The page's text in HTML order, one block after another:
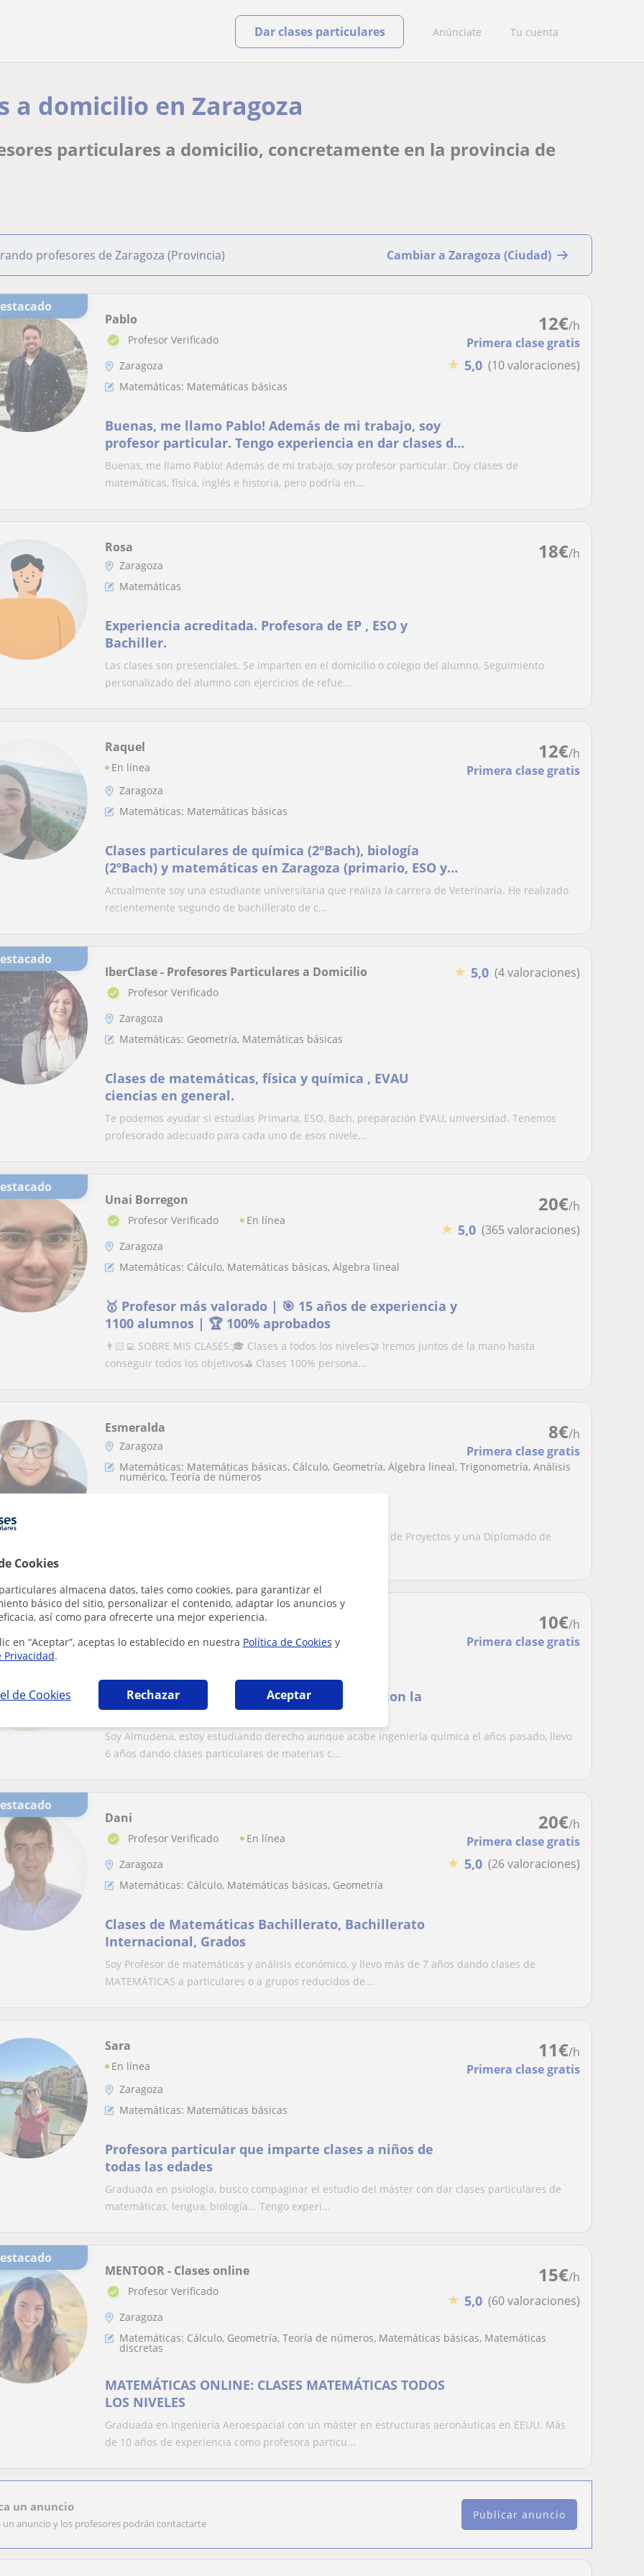
Cookies
almacena datos, tales como cookies, para garantizar el
básico del sitio, personalizar el contenido, adaptar los anuncios y
así como para ofrecerte una mejor experiencia.
en “Aceptar”, aceptas lo establecido en nuestra Política de Cookies y
Privacidad.
de Cookies Rechazar Aceptar
Anúnciate Tu cuenta
Dar clases particulares
a domicilio en Zaragoza
particulares a domicilio, concretamente en la provincia de
profesores de Zaragoza (Provincia) Cambiar a Zaragoza (Ciudad)
Destacado
12€/h
Primera clase gratis
★ 5,0 (10 valoraciones)
Pablo
Profesor Verificado
Zaragoza
Matemáticas: Matemáticas básicas
Buenas, me llamo Pablo! Además de mi trabajo, soy
profesor particular. Tengo experiencia en dar clases de
matemáticas, física, inglés e historia, pregunta sin
compromiso, nos vemos en el aula!
Buenas, me llamo Pablo! Además de mi trabajo, soy profesor particular. Doy clases de
matemáticas, física, inglés e historia, pero podría en...
18€/h
Rosa
Zaragoza
Matemáticas
Experiencia acreditada. Profesora de EP , ESO y
Bachiller.
Las clases son presenciales. Se imparten en el domicilio o colegio del alumno. Seguimiento
personalizado del alumno con ejercicios de refue...
12€/h
Primera clase gratis
Raquel
En línea
Zaragoza
Matemáticas: Matemáticas básicas
Clases particulares de química (2ºBach), biología
(2ºBach) y matemáticas en Zaragoza (primario, ESO y
Segundo de Bachillerato)
Actualmente soy una estudiante universitaria que realiza la carrera de Veterinaria. He realizado
recientemente segundo de bachillerato de c...
Destacado
★ 5,0 (4 valoraciones)
IberClase - Profesores Particulares a Domicilio
Profesor Verificado
Zaragoza
Matemáticas: Geometría, Matemáticas básicas
Clases de matemáticas, física y química , EVAU
ciencias en general.
Te podemos ayudar si estudias Primaria, ESO, Bach, preparación EVAU, universidad. Tenemos
profesorado adecuado para cada uno de esos nivele...
Destacado
20€/h
★ 5,0 (365 valoraciones)
Unai Borregon
Profesor Verificado
En línea
Zaragoza
Matemáticas: Cálculo, Matemáticas básicas, Álgebra lineal
🥇 Profesor más valorado | 🎯 15 años de experiencia y
1100 alumnos | 🏆 100% aprobados
👨🏻‍💻 SOBRE MIS CLASES:🎓 Clases a todos los niveles🤝 Iremos juntos de la mano hasta
conseguir todos los objetivos⛳️ Clases 100% persona...
8€/h
Primera clase gratis
Esmeralda
Zaragoza
Matemáticas: Matemáticas básicas, Cálculo, Geometría, Álgebra lineal, Trigonometría, Análisis
numérico, Teoría de números
Graduado en Ingeniera Eléctrica con Maestría en Gerencia de Proyectos y una Diplomado de
10€/h
Primera clase gratis
Almudena
Zaragoza
Profesora particular estudiando derecho y con la
carrera de ingeniería química
Soy Almudena, estoy estudiando derecho aunque acabe ingeniería química el años pasado, llevo
6 años dando clases particulares de materias c...
Destacado
20€/h
Primera clase gratis
★ 5,0 (26 valoraciones)
Dani
Profesor Verificado
En línea
Zaragoza
Matemáticas: Cálculo, Matemáticas básicas, Geometría
Clases de Matemáticas Bachillerato, Bachillerato
Internacional, Grados
Soy Profesor de matemáticas y análisis económico, y llevo más de 7 años dando clases de
MATEMÁTICAS a particulares o a grupos reducidos de...
11€/h
Primera clase gratis
Sara
En línea
Zaragoza
Matemáticas: Matemáticas básicas
Profesora particular que imparte clases a niños de
todas las edades
Graduada en psiología, busco compaginar el estudio del máster con dar clases particulares de
matemáticas, lengua, biología... Tengo experi...
Destacado
15€/h
★ 5,0 (60 valoraciones)
MENTOOR - Clases online
Profesor Verificado
Zaragoza
Matemáticas: Cálculo, Geometría, Teoría de números, Matemáticas básicas, Matemáticas
discretas
MATEMÁTICAS ONLINE: CLASES MATEMÁTICAS TODOS
LOS NIVELES
Graduada en Ingeniería Aeroespacial con un máster en estructuras aeronáuticas en EEUU. Más
de 10 años de experiencia como profesora particu...
un anuncio
un anuncio y los profesores podrán contactarte
Publicar anuncio